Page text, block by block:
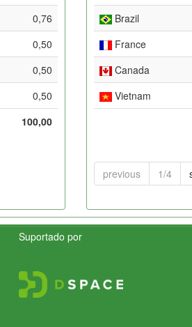
0,76
0,50
0,50
0,50
100,00
Brazil
France
Canada
Vietnam
previous 1/4
Suportado por